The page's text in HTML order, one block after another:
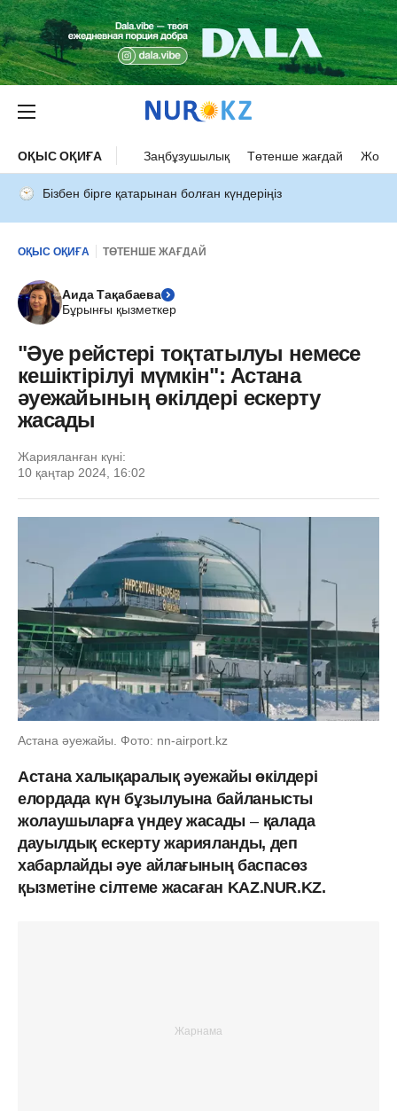
ОҚЫС ОҚИҒА Заңбұзушылық Төтенше жағдай Жол
Бізбен бірге қатарынан болған күндеріңіз
ОҚЫС ОҚИҒА ТӨТЕНШЕ ЖАҒДАЙ
Аида Тақабаева
Бұрынғы қызметкер
"Әуе рейстері тоқтатылуы немесе
кешіктірілуі мүмкін": Астана
әуежайының өкілдері ескерту
жасады
Жарияланған күні:
10 қаңтар 2024, 16:02
Астана әуежайы. Фото: nn-airport.kz
Астана халықаралық әуежайы өкілдері
елордада күн бұзылуына байланысты
жолаушыларға үндеу жасады – қалада
дауылдық ескерту жарияланды, деп
хабарлайды әуе айлағының баспасөз
қызметіне сілтеме жасаған KAZ.NUR.KZ.